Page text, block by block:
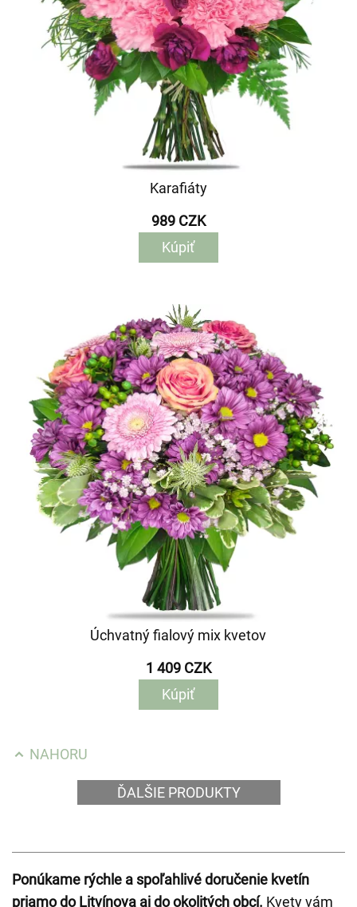
Karafiáty
989 CZK
Kúpiť
Úchvatný fialový mix kvetov
1 409 CZK
Kúpiť
NAHORU
ĎALŠIE PRODUKTY
Ponúkame rýchle a spoľahlivé doručenie kvetín
priamo do Litvínova aj do okolitých obcí. Kvety vám